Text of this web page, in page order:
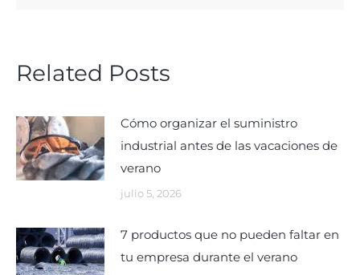
Related Posts
Cómo organizar el suministro
industrial antes de las vacaciones de
verano
julio 5, 2026
7 productos que no pueden faltar en
tu empresa durante el verano